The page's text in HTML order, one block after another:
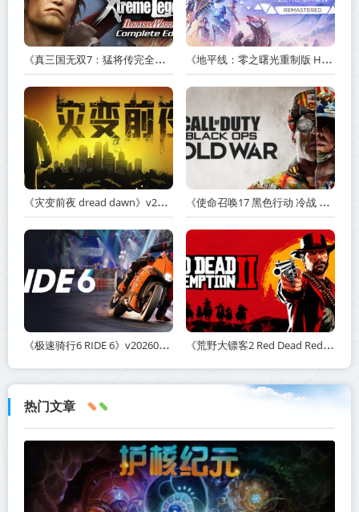
《真三国无双7：猛将传完全版 DYNASTY WARRIORS 7: Xtreme Legends Complete Edition》Build.3602035-免安装中文版【PC/手机双端】丨中文版 《地平线：零之曙光重制版 Horizon Zero Dawn Remastered》v1.5.89.0-送修改器丨中文版网盘下载
《灾变前夜 dread dawn》v20260530-免安装中文版丨中文版网盘下载 《使命召唤17 黑色行动 冷战 Call of Duty: Black Ops Cold War》v1.34.1.15931218-全DLC+送修改器丨中文版网盘下载
《极速骑行6 RIDE 6》v20260511-免安装中文版丨中文版网盘下载 《荒野大镖客2 Red Dead Redemption 2》v1491.50-打包mod+送修改器丨中文版网盘下载
热门文章